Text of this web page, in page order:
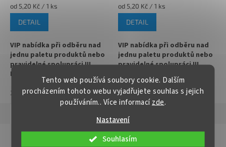
Tento web používá soubory cookie. Dalším
procházením tohoto webu vyjadřujete souhlas s jejich
používáním.. Více informacízde.
Nastavení
Souhlasím
Měrná
cena:
od 5,20 Kč / 1 ks
DETAIL
VIP nabídka při odběru nad
jednu paletu produktů nebo
pravidelné spolupráci !!!
Kontaktujte nás :
info@zavarovacisklo.cz
Víčko na sklenici s uzávěrem
✅ Šroubovací víčko pro snadné
1 370
Měrná
cena:
od 5,20 Kč / 1 ks
DETAIL
VIP nabídka při odběru nad
jednu paletu produktů nebo
pravidelné spolupráci !!!
Kontaktujte nás :
info@zavarovacisklo.cz
✅Víčko na sklenici s uzávěrem
✅ Šroubovací víčko pro snadné
otevření sklenice
1 370
Detailní popis produktu